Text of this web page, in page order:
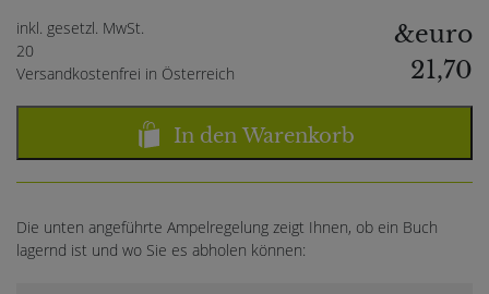
inkl. gesetzl. MwSt.
20
Versandkostenfrei in Österreich
&euro
21,70
In den Warenkorb
Die unten angeführte Ampelregelung zeigt Ihnen, ob ein Buch
lagernd ist und wo Sie es abholen können: